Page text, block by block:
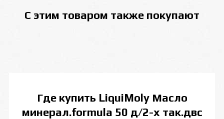
С этим товаром также покупают
Где купить LiquiMoly Масло
минерал.formula 50 д/2-х так.двс